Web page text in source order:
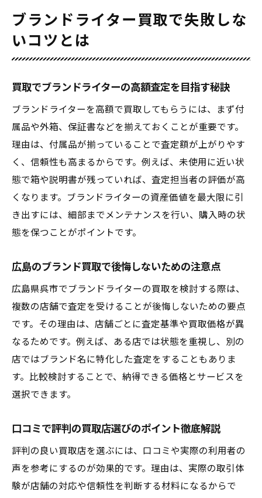
ブランド買取どこがいいか比較するコツ
リサイクルショップと買取専門店の違いを
把握
ブランド品買取で失敗しないための準備術
ブランドライター買取で高額査定を得る方
法
広島の買取おすすめ店を選ぶコツと理由
ブランド品買取で査定額が上がる事前準備
リサイクルショップ買取のメリットと活用
法
口コミランキングを参考にした買取術
買取を検討するなら知っておきたい基礎知識
ブランド買取の基礎知識と査定の仕組み解
説
査定前に把握したいブランド買取の流れ
買取口コミランキングの活用法と見極め方
ブランドバッグも一緒に売る際のポイント
ブランドライター売却の流れとポイント解説
ブランドライター買取の一連の流れを解説
広島で買取をスムーズに進める手順とは
リサイクルショップ買取を安心して利用す
ブランドライター買取で失敗しな
いコツとは
買取でブランドライターの高額査定を目指す秘訣
ブランドライターを高額で買取してもらうには、まず付
属品や外箱、保証書などを揃えておくことが重要です。
理由は、付属品が揃っていることで査定額が上がりやす
く、信頼性も高まるからです。例えば、未使用に近い状
態で箱や説明書が残っていれば、査定担当者の評価が高
くなります。ブランドライターの資産価値を最大限に引
き出すには、細部までメンテナンスを行い、購入時の状
態を保つことがポイントです。
広島のブランド買取で後悔しないための注意点
広島県呉市でブランドライターの買取を検討する際は、
複数の店舗で査定を受けることが後悔しないための要点
です。その理由は、店舗ごとに査定基準や買取価格が異
なるためです。例えば、ある店では状態を重視し、別の
店ではブランド名に特化した査定をすることもありま
す。比較検討することで、納得できる価格とサービスを
選択できます。
口コミで評判の買取店選びのポイント徹底解説
評判の良い買取店を選ぶには、口コミや実際の利用者の
声を参考にするのが効果的です。理由は、実際の取引体
験が店舗の対応や信頼性を判断する材料になるからで